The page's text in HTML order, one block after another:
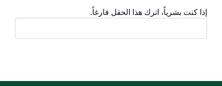
إذا كنت بشرياً، اترك هذا الحقل فارغاً.